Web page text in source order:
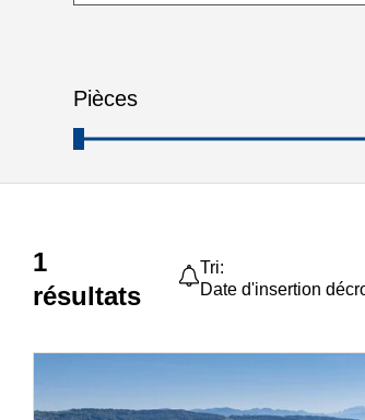
Pièces
1
résultats
Tri:
Date d'insertion